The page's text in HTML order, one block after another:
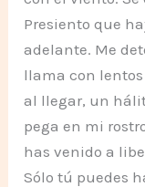
Presiento que
adelante. Me
llama con lentos
al llegar, un
pega en mi
has venido a
Sólo tú puedes